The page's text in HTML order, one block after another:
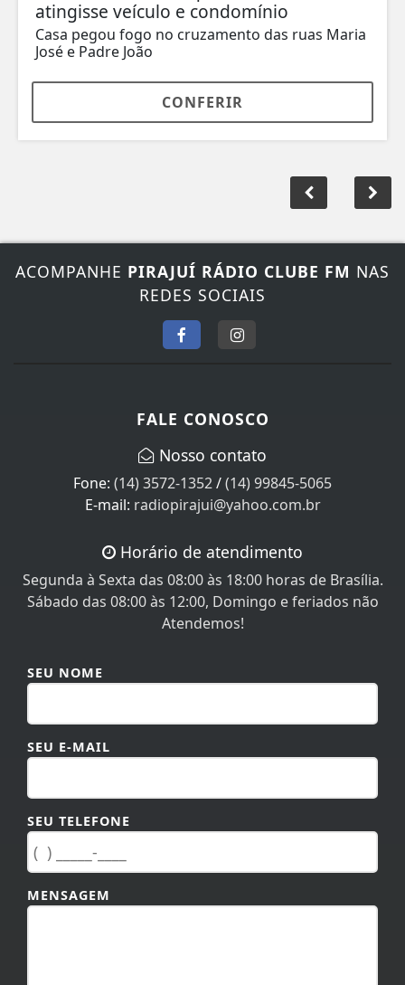
atingisse veículo e condomínio
Casa pegou fogo no cruzamento das ruas Maria
José e Padre João
CONFERIR
ACOMPANHE PIRAJUÍ RÁDIO CLUBE FM NAS
REDES SOCIAIS
FALE CONOSCO
Nosso contato
Fone: (14) 3572-1352/(14) 99845-5065
E-mail: radiopirajui@yahoo.com.br
Horário de atendimento
Segunda à Sexta das 08:00 às 18:00 horas de Brasília.
Sábado das 08:00 às 12:00, Domingo e feriados não
Atendemos!
SEU NOME
SEU E-MAIL
SEU TELEFONE
MENSAGEM